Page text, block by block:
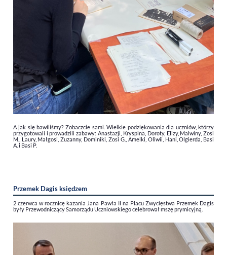
A jak się bawiliśmy? Zobaczcie sami.Wielkie podziękowania dla uczniów, którzy
przygotowali i prowadzili zabawy: Anastazji, Kryspina, Doroty, Elizy, Malwiny, Zosi
M., Laury, Małgosi, Zuzanny, Dominiki, Zosi G., Amelki, Oliwii, Hani, Olgierda, Basi
A. i Basi P.
Przemek Dagis księdzem
2 czerwca w rocznicę kazania Jana Pawła II na Placu Zwycięstwa Przemek Dagis
były Przewodniczący Samorządu Uczniowskiego celebrował mszę prymicyjną.